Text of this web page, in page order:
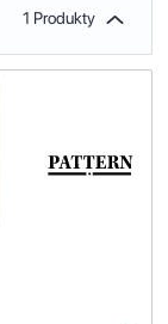
1 Produkty